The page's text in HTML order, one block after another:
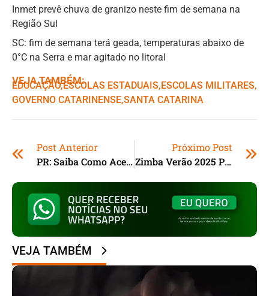
Inmet prevê chuva de granizo neste fim de semana na
Região Sul
SC: fim de semana terá geada, temperaturas abaixo de
0°C na Serra e mar agitado no litoral
VEJA TAMBÉM:
EDUCAÇÃO,ㅤESCOLAS ESTADUAIS,ㅤ ESCOLAS MILITARES,ㅤ
GOVERNO CATARINENSE,ㅤSANTA CATARINA
Post Anterior
PR: Saiba Como Acessar Subsídio De R$ 20 Mil Para Entrada Da Casa Própria
Próximo Post
Zimba Verão 2025 Promete Agitar As Praias De Imbituba (SC)
VEJA TAMBÉM